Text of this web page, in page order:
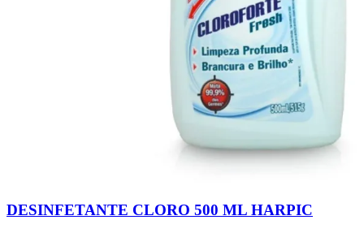
DESINFETANTE CLORO 500 ML HARPIC